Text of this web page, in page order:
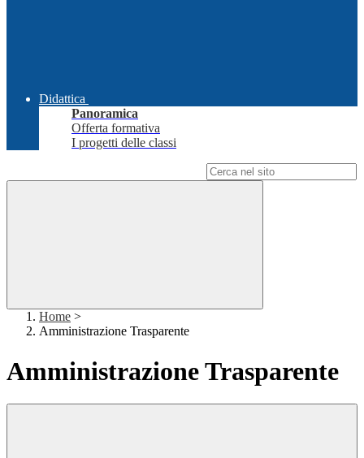
Didattica
Panoramica
Offerta formativa
I progetti delle classi
Home >
Amministrazione Trasparente
Amministrazione Trasparente